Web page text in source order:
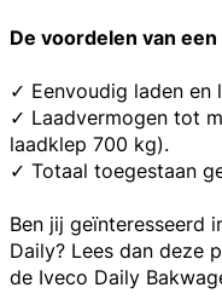
De voordelen van
✓ Eenvoudig laden en
✓ Laadvermogen tot
laadklep 700 kg).
✓ Totaal toegestaan
Ben jij geïnteresseerd
Daily? Lees dan deze
de Iveco Daily